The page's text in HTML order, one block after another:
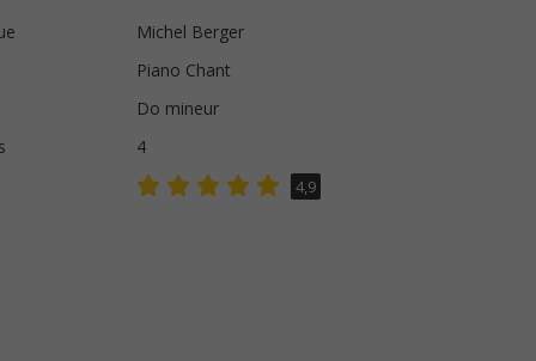
Michel Berger
Piano Chant
Do mineur
4
4,9